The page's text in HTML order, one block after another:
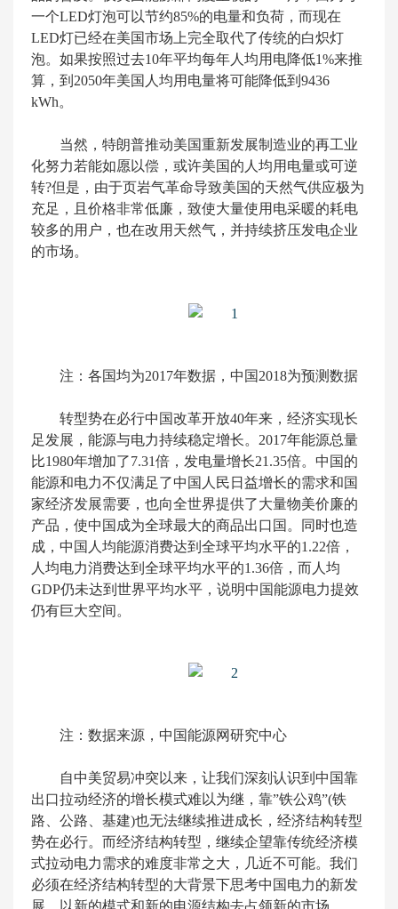
一个LED灯泡可以节约85%的电量和负荷，而现在
LED灯已经在美国市场上完全取代了传统的白炽灯
泡。如果按照过去10年平均每年人均用电降低1%来推
算，到2050年美国人均用电量将可能降低到9436
kWh。
当然，特朗普推动美国重新发展制造业的再工业
化努力若能如愿以偿，或许美国的人均用电量或可逆
转?但是，由于页岩气革命导致美国的天然气供应极为
充足，且价格非常低廉，致使大量使用电采暖的耗电
较多的用户，也在改用天然气，并持续挤压发电企业
的市场。
注：各国均为2017年数据，中国2018为预测数据
转型势在必行中国改革开放40年来，经济实现长
足发展，能源与电力持续稳定增长。2017年能源总量
比1980年增加了7.31倍，发电量增长21.35倍。中国的
能源和电力不仅满足了中国人民日益增长的需求和国
家经济发展需要，也向全世界提供了大量物美价廉的
产品，使中国成为全球最大的商品出口国。同时也造
成，中国人均能源消费达到全球平均水平的1.22倍，
人均电力消费达到全球平均水平的1.36倍，而人均
GDP仍未达到世界平均水平，说明中国能源电力提效
仍有巨大空间。
注：数据来源，中国能源网研究中心
自中美贸易冲突以来，让我们深刻认识到中国靠
出口拉动经济的增长模式难以为继，靠”铁公鸡”(铁
路、公路、基建)也无法继续推进成长，经济结构转型
势在必行。而经济结构转型，继续企望靠传统经济模
式拉动电力需求的难度非常之大，几近不可能。我们
必须在经济结构转型的大背景下思考中国电力的新发
展，以新的模式和新的电源结构去占领新的市场。